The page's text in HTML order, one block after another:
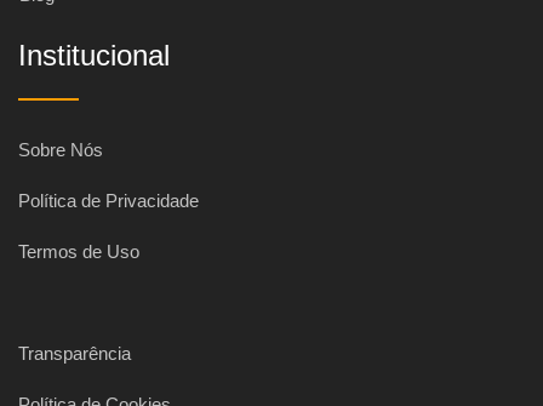
Institucional
Sobre Nós
Política de Privacidade
Termos de Uso
Transparência